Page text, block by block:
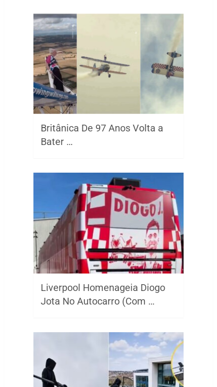
Britânica De 97 Anos Volta a
Bater …
Liverpool Homenageia Diogo
Jota No Autocarro (Com …